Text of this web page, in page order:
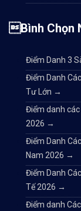
Bình Chọn
Điểm Danh 3
Điểm Danh
Tư Lớn →
Điểm danh các
2026 →
Điểm Danh
Nam 2026 →
Điểm Danh
Tế 2026 →
Điểm danh